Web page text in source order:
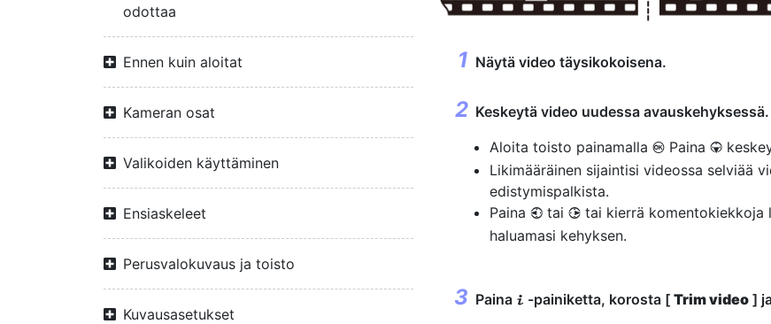
odottaa
Ennen kuin aloitat
Kameran osat
Valikoiden käyttäminen
Ensiaskeleet
Perusvalokuvaus ja toisto
Kuvausasetukset
Näytä video täysikokoisena.
Keskeytä video uudessa avauskehyksessä.
Aloita toisto painamalla J Paina 3
Likimääräinen sijaintisi videossa selviää
edistymispalkista.
Paina 4 tai 2 tai kierrä komentokiekkoja
haluamasi kehyksen.
Paina i -painiketta, korosta [ Trim video ]